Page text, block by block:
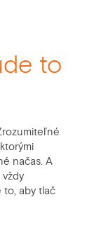
to
načas. A
vždy
to, aby tlač